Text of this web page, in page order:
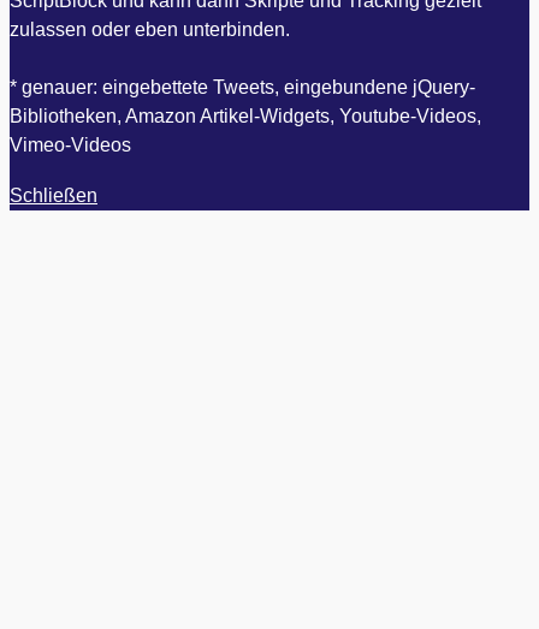
zulassen oder eben unterbinden.
* genauer: eingebettete Tweets, eingebundene jQuery-
Bibliotheken, Amazon Artikel-Widgets, Youtube-Videos,
Vimeo-Videos
Schließen